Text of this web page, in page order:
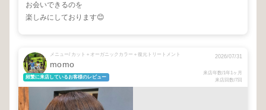
お会いできるのを
楽しみにしております😊
メニュー/ カット＋オーガニックカラー＋復元トリートメント
momo
頻繁に来店しているお客様のレビュー
2026/07/31
来店年数/1年1ヶ月
来店回数/7回